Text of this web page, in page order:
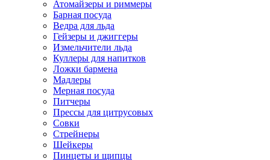
Атомайзеры и риммеры
Барная посуда
Ведра для льда
Гейзеры и джиггеры
Измельчители льда
Куллеры для напитков
Ложки бармена
Мадлеры
Мерная посуда
Питчеры
Прессы для цитрусовых
Совки
Стрейнеры
Шейкеры
Пинцеты и щипцы